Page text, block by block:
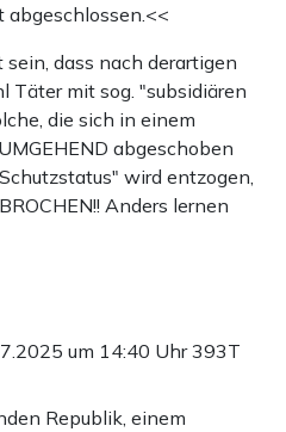
dass nach derartigen
Täter mit sog. "subsidiären
die sich in einem
abgeschoben
wird entzogen,
Anders lernen
um 14:40 Uhr393T
Republik, einem